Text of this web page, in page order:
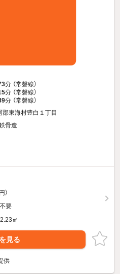
分 （常磐線）
分 （常磐線）
分 （常磐線）
郡東海村豊白１丁目
骨造
）
不要
㎡
見る
供